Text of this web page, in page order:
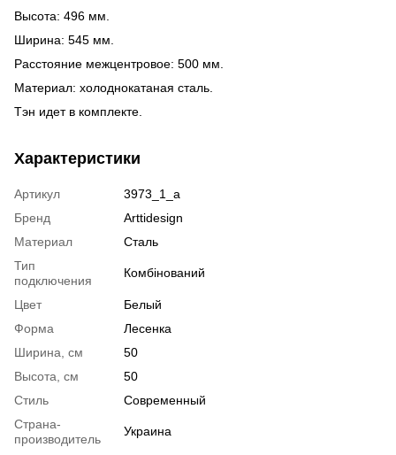
Высота: 496 мм.
Ширина: 545 мм.
Расстояние межцентровое: 500 мм.
Материал: холоднокатаная сталь.
Тэн идет в комплекте.
Характеристики
Артикул
3973_1_a
Бренд
Arttidesign
Материал
Сталь
Тип
подключения
Комбінований
Цвет
Белый
Форма
Лесенка
Ширина, см
50
Высота, см
50
Стиль
Современный
Страна-
производитель
Украина